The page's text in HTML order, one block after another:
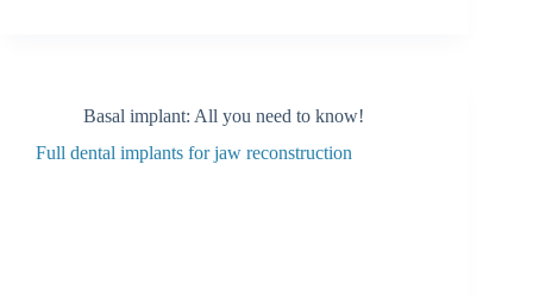
Basal implant: All you need to know!
Full dental implants for jaw reconstruction